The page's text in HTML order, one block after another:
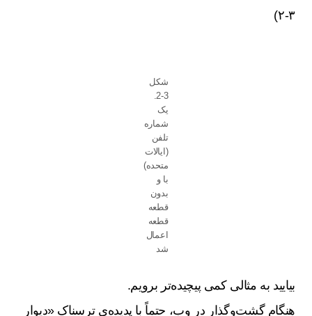
۳-۲)
شکل
3-2.
یک
شماره
تلفن
(ایالات
متحده)
با و
بدون
قطعه
قطعه
اعمال
شد
بیایید به مثالی کمی پیچیده‌تر برویم.
هنگام گشت‌وگذار در وب، حتماً با پدیده‌ی ترسناک «دیوار